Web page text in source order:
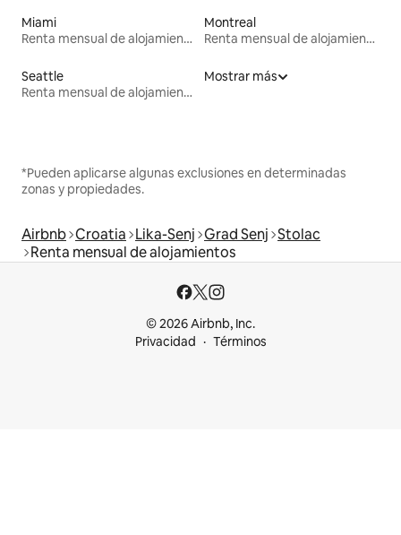
Miami
Renta mensual de alojamientos
Montreal
Renta mensual de alojamientos
Seattle
Renta mensual de alojamientos
Mostrar más
*Pueden aplicarse algunas exclusiones en determinadas
zonas y propiedades.
Airbnb Croatia Lika-Senj Grad Senj Stolac
Renta mensual de alojamientos
© 2026 Airbnb, Inc.
Privacidad
Términos